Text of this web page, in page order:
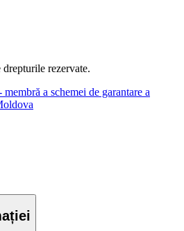
rezervate.
a schemei de garantare a